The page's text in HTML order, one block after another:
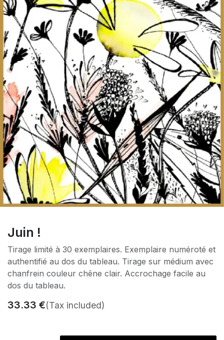
Juin !
Tirage limité à 30 exemplaires. Exemplaire numéroté et
authentifié au dos du tableau. Tirage sur médium avec
chanfrein couleur chêne clair. Accrochage facile au
dos du tableau.
33.33 €(Tax included)